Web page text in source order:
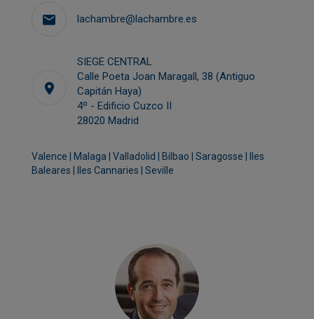
lachambre@lachambre.es
SIEGE CENTRAL
Calle Poeta Joan Maragall, 38 (Antiguo
Capitán Haya)
4º - Edificio Cuzco II
28020 Madrid
Valence | Malaga | Valladolid | Bilbao | Saragosse | Iles
Baleares | Iles Cannaries | Seville